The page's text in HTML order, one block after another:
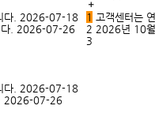
. 2026-07-18
. 2026-07-26
1 고객센터는
2 2026년 10
3
. 2026-07-18
2026-07-26